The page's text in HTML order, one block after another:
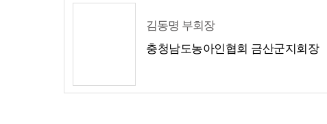
김동명 부회장
충청남도농아인협회 금산군지회장